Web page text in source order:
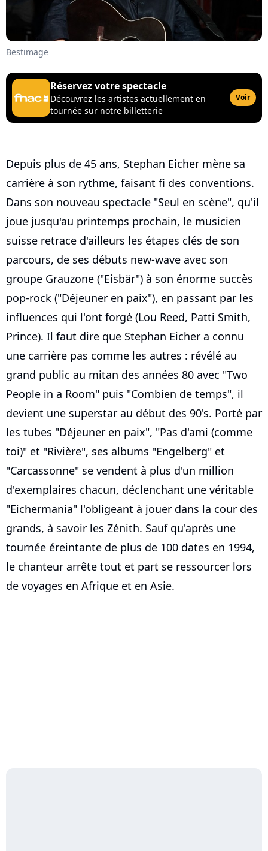
Bestimage
Réservez votre spectacle
Découvrez les artistes actuellement en
tournée sur notre billetterie
Voir
Depuis plus de 45 ans, Stephan Eicher mène sa
carrière à son rythme, faisant fi des conventions.
Dans son nouveau spectacle "Seul en scène", qu'il
joue jusqu'au printemps prochain, le musicien
suisse retrace d'ailleurs les étapes clés de son
parcours, de ses débuts new-wave avec son
groupe Grauzone ("Eisbär") à son énorme succès
pop-rock ("Déjeuner en paix"), en passant par les
influences qui l'ont forgé (Lou Reed, Patti Smith,
Prince). Il faut dire que Stephan Eicher a connu
une carrière pas comme les autres : révélé au
grand public au mitan des années 80 avec "Two
People in a Room" puis "Combien de temps", il
devient une superstar au début des 90's. Porté par
les tubes "Déjeuner en paix", "Pas d'ami (comme
toi)" et "Rivière", ses albums "Engelberg" et
"Carcassonne" se vendent à plus d'un million
d'exemplaires chacun, déclenchant une véritable
"Eichermania" l'obligeant à jouer dans la cour des
grands, à savoir les Zénith. Sauf qu'après une
tournée éreintante de plus de 100 dates en 1994,
le chanteur arrête tout et part se ressourcer lors
de voyages en Afrique et en Asie.